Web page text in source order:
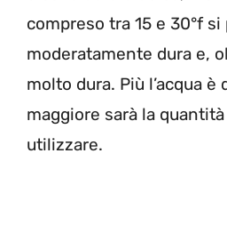
compreso tra 15 e 30°f si
moderatamente dura e,
molto dura. Più l’acqua è
maggiore sarà la
utilizzare.